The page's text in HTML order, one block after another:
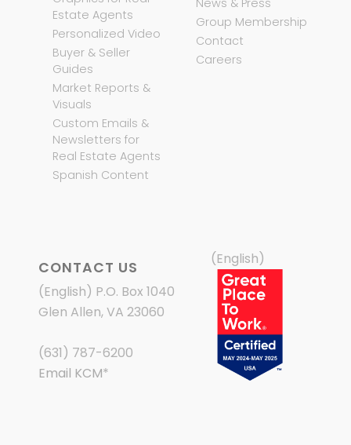
Estate Agents
Personalized Video
Buyer & Seller
Guides
Market Reports &
Visuals
Custom Emails &
Newsletters for
Real Estate Agents
Spanish Content
News & Press
Group Membership
Contact
Careers
CONTACT US
(English) P.O. Box 1040
Glen Allen, VA 23060
(631) 787-6200
Email KCM*
(English)